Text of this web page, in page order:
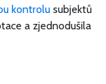
kontrolu subjektů
a zjednodušila